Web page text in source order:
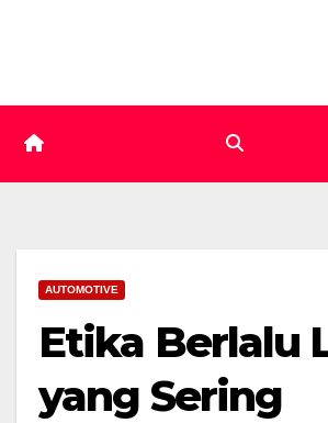
AUTOMOTIVE
Etika Berlalu
yang Sering